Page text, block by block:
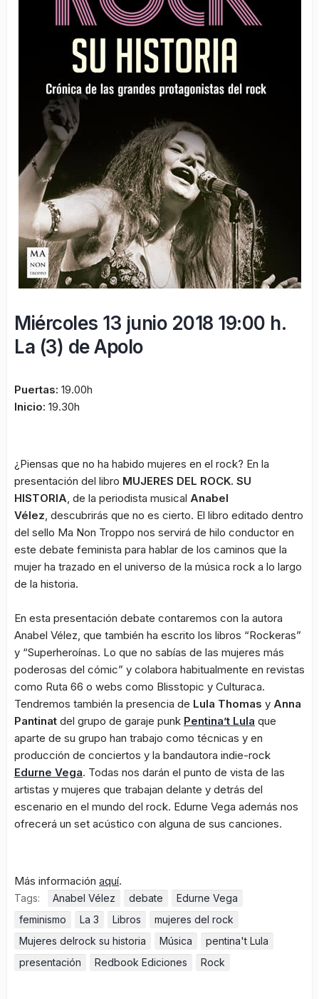
Miércoles 13 junio 2018 19:00 h.
La (3) de Apolo
Puertas: 19.00h
Inicio: 19.30h
¿Piensas que no ha habido mujeres en el rock? En la
presentación del libro MUJERES DEL ROCK. SU
HISTORIA, de la periodista musical Anabel
Vélez, descubrirás que no es cierto. El libro editado dentro
del sello Ma Non Troppo nos servirá de hilo conductor en
este debate feminista para hablar de los caminos que la
mujer ha trazado en el universo de la música rock a lo largo
de la historia.
En esta presentación debate contaremos con la autora
Anabel Vélez, que también ha escrito los libros “Rockeras”
y “Superheroínas. Lo que no sabías de las mujeres más
poderosas del cómic” y colabora habitualmente en revistas
como Ruta 66 o webs como Blisstopic y Culturaca.
Tendremos también la presencia de Lula Thomas y Anna
Pantinat del grupo de garaje punk Pentina’t Lula que
aparte de su grupo han trabajo como técnicas y en
producción de conciertos y la bandautora indie-rock
Edurne Vega. Todas nos darán el punto de vista de las
artistas y mujeres que trabajan delante y detrás del
escenario en el mundo del rock. Edurne Vega además nos
ofrecerá un set acústico con alguna de sus canciones.
Más información aquí.
Tags: Anabel Vélez debate
Edurne Vega
feminismo
La 3 Libros
mujeres del rock
Mujeres delrock su historia
Música
pentina't Lula
presentación
Redbook Ediciones Rock